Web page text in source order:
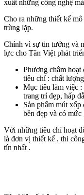
xuất những công nghệ
Cho ra những thiết kế
trùng lặp.
Chính vì sự tin tưởng và
lực cho Tân Việt phát
Phương châm
tiêu chí : chất
Mục tiêu làm việc
trang trí đẹp, hấp
Sản phẩm mút
bền đẹp và có mức
Với những tiêu chí hoạt
là đơn vị thiết kế , thi
tín nhất .